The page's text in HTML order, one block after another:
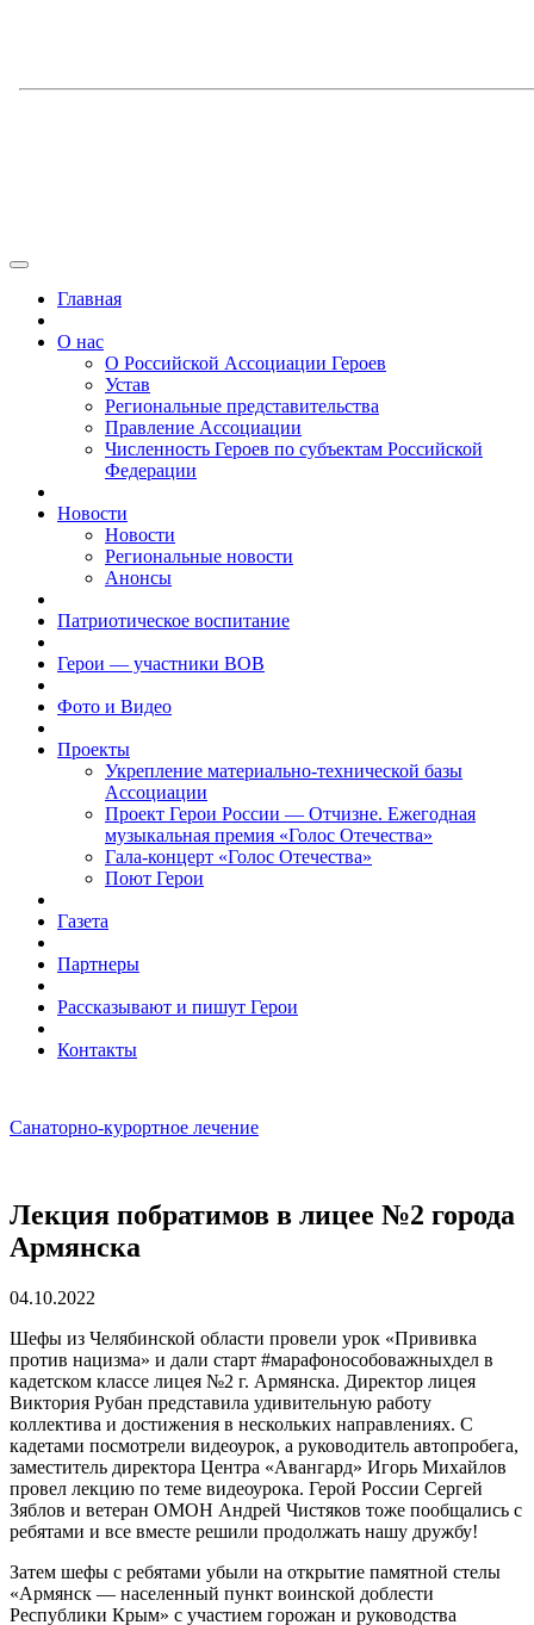
Главная
О нас
О Российской Ассоциации Героев
Устав
Региональные представительства
Правление Ассоциации
Численность Героев по субъектам Российской
Федерации
Новости
Новости
Региональные новости
Анонсы
Патриотическое воспитание
Герои — участники ВОВ
Фото и Видео
Проекты
Укрепление материально-технической базы
Ассоциации
Проект Герои России — Отчизне. Ежегодная
музыкальная премия «Голос Отечества»
Гала-концерт «Голос Отечества»
Поют Герои
Газета
Партнеры
Рассказывают и пишут Герои
Контакты
Санаторно-курортное лечение
Лекция побратимов в лицее №2 города
Армянска
04.10.2022
Шефы из Челябинской области провели урок «Прививка
против нацизма» и дали старт #марафонособоважныхдел в
кадетском классе лицея №2 г. Армянска. Директор лицея
Виктория Рубан представила удивительную работу
коллектива и достижения в нескольких направлениях. С
кадетами посмотрели видеоурок, а руководитель автопробега,
заместитель директора Центра «Авангард» Игорь Михайлов
провел лекцию по теме видеоурока. Герой России Сергей
Зяблов и ветеран ОМОН Андрей Чистяков тоже пообщались с
ребятами и все вместе решили продолжать нашу дружбу!
Затем шефы с ребятами убыли на открытие памятной стелы
«Армянск — населенный пункт воинской доблести
Республики Крым» с участием горожан и руководства